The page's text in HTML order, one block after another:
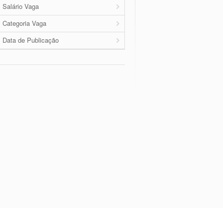
Salário Vaga
Categoria Vaga
Data de Publicação